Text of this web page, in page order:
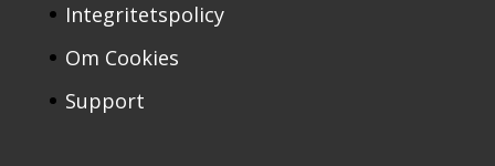
Integritetspolicy
Om Cookies
Support